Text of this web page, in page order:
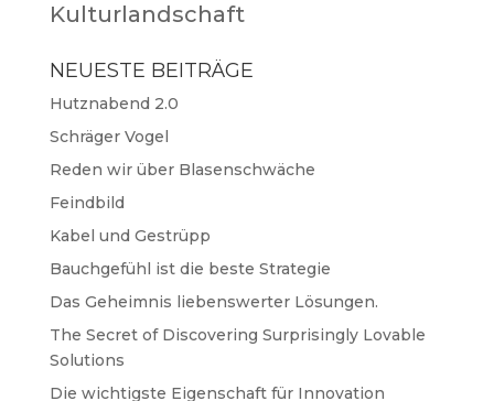
Kulturlandschaft
NEUESTE BEITRÄGE
Hutznabend 2.0
Schräger Vogel
Reden wir über Blasenschwäche
Feindbild
Kabel und Gestrüpp
Bauchgefühl ist die beste Strategie
Das Geheimnis liebenswerter Lösungen.
The Secret of Discovering Surprisingly Lovable
Solutions
Die wichtigste Eigenschaft für Innovation